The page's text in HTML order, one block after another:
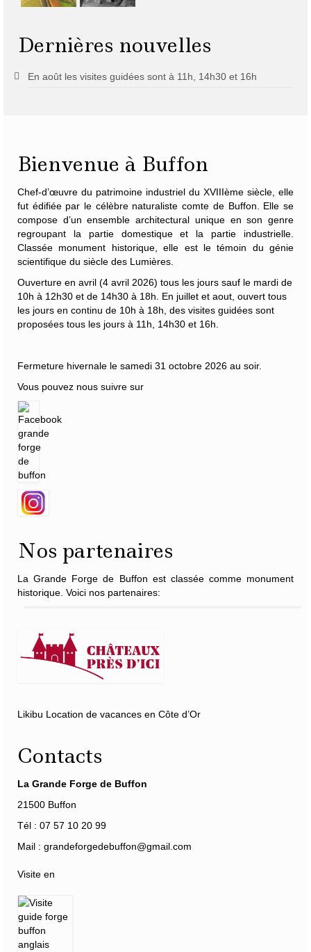
Dernières nouvelles
En août les visites guidées sont à 11h, 14h30 et 16h
Bienvenue à Buffon
Chef-d’œuvre du patrimoine industriel du XVIIIème siècle, elle
fut édifiée par le célèbre naturalistecomte de Buffon . Elle se
compose d’un ensemble architectural unique en son genre
regroupant la partie domestique et la partie industrielle.
Classée monument historique, elle est le témoin du génie
scientifique du siècle des Lumières.
Ouverture en avril (4 avril 2026) tous les jours sauf le mardi de
10h à 12h30 et de 14h30 à 18h. En juillet et aout, ouvert tous
les jours en continu de 10h à 18h, des visites guidées sont
proposées tous les jours à 11h, 14h30 et 16h.
Fermeture hivernale le samedi 31 octobre 2026 au soir.
Vous pouvez nous suivre sur
Nos partenaires
La Grande Forge de Buffon est classée comme monument
historique. Voici nos partenaires:
Likibu Location de vacances en Côte d’Or
Contacts
La Grande Forge de Buffon
21500 Buffon
Tél : 07 57 10 20 99
Mail : grandeforgedebuffon@gmail.com
Visite en